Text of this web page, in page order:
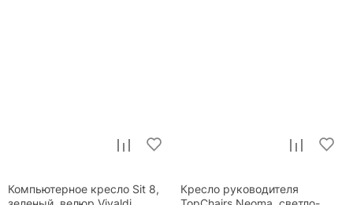
Компьютерное кресло Sit 8,
Кресло руководителя